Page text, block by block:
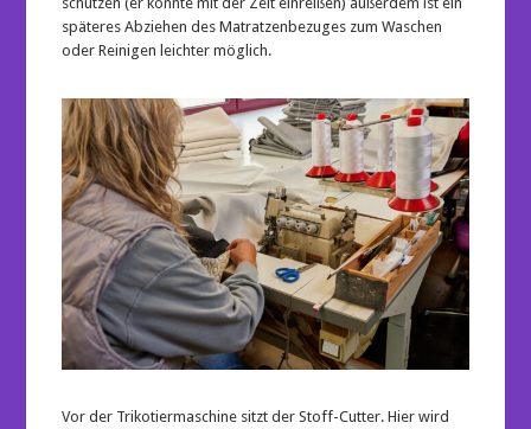
späteres Abziehen des Matratzenbezuges zum Waschen
oder Reinigen leichter möglich.
Vor der Trikotiermaschine sitzt der Stoff-Cutter. Hier wird